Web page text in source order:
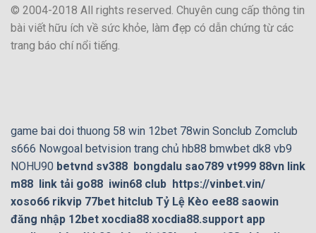
© 2004-2018 All rights reserved. Chuyên cung cấp thông tin
bài viết hữu ích về sức khỏe, làm đẹp có dẫn chứng từ các
trang báo chí nổi tiếng.
game bai doi thuong 58 win 12bet 78win Sonclub Zomclub
s666 Nowgoal betvision trang chủ hb88 bmwbet dk8 vb9
NOHU90 betvnd sv388 bongdalu sao789 vt999 88vn link
m88 link tải go88 iwin68 club https://vinbet.vin/
xoso66 rikvip 77bet hitclub Tỷ Lệ Kèo ee88 saowin
đăng nhập 12bet xocdia88 xocdia88.support app